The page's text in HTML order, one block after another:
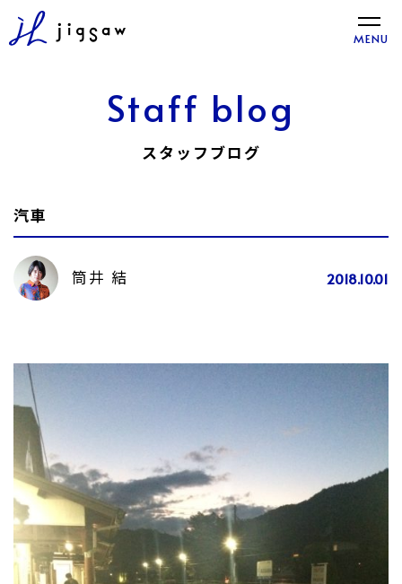
toggle
MENU
Staff blog
スタッフブログ
汽車
筒井 結 2018.10.01